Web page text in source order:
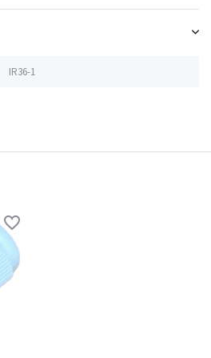
IR36-1